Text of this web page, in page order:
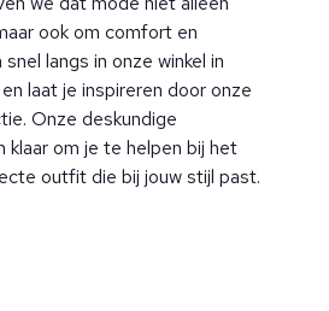
ook om comfort en
snel langs in onze winkel in
en laat je inspireren door onze
Onze deskundige
klaar om je te helpen bij het
outfit die bij jouw stijl past.